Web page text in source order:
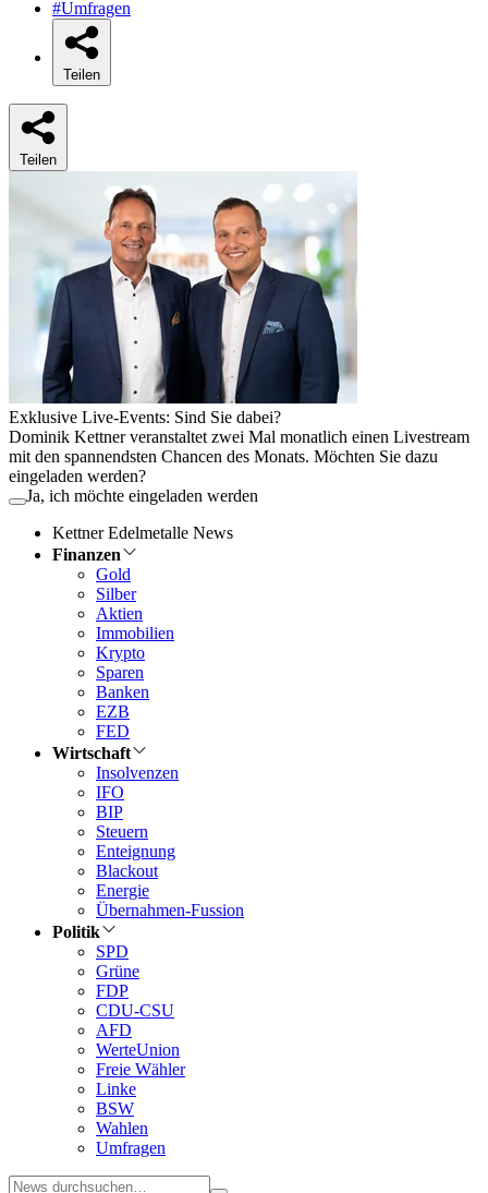
#Umfragen
Teilen
Teilen
Exklusive Live-Events: Sind Sie dabei?
Dominik Kettner veranstaltet zwei Mal monatlich einen Livestream
mit den spannendsten Chancen des Monats. Möchten Sie dazu
eingeladen werden?
Ja, ich möchte eingeladen werden
Kettner Edelmetalle News
Finanzen
Gold
Silber
Aktien
Immobilien
Krypto
Sparen
Banken
EZB
FED
Wirtschaft
Insolvenzen
IFO
BIP
Steuern
Enteignung
Blackout
Energie
Übernahmen-Fussion
Politik
SPD
Grüne
FDP
CDU-CSU
AFD
WerteUnion
Freie Wähler
Linke
BSW
Wahlen
Umfragen